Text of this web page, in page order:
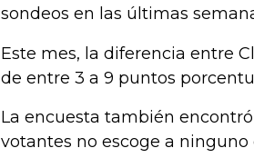
sondeos en las últimas
Este mes, la diferencia entre
de entre 3 a 9 puntos
La encuesta también
votantes no escoge a ninguno